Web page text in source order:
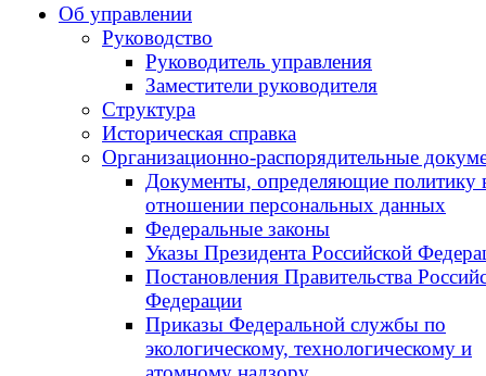
Об управлении
Руководство
Руководитель управления
Заместители руководителя
Структура
Историческая справка
Организационно-распорядительные
Документы, определяющие политику
отношении персональных данных
Федеральные законы
Указы Президента Российской
Постановления Правительства
Федерации
Приказы Федеральной службы по
экологическому, технологическому и